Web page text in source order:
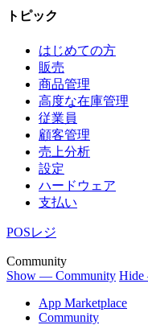
トピック
はじめての方
販売
商品管理
高度な在庫管理
従業員
顧客管理
売上分析
設定
ハードウェア
支払い
POSレジ
Community
Show — Community Hide
App Marketplace
Community